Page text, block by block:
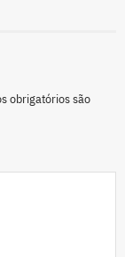
obrigatórios são